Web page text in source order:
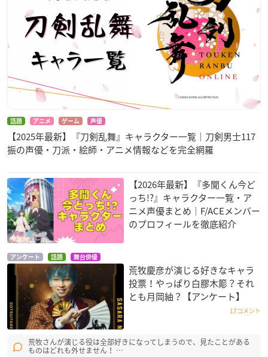
話題 アニメ ゲーム 声優
【2025年最新】『刀剣乱舞』キャラクター一覧｜刀剣男士117
振の声優・刀派・絵師・アニメ情報などを完全網羅
【2026年最新】『多聞くん今ど
っち!?』キャラクター一覧・ア
ニメ声優まとめ｜F/ACEメンバー
のプロフィールを徹底紹介
アンケート 話題 舞台俳優
荒牧慶彦が演じる好きなキャラ
投票！やっぱり白膠木簓？それ
とも月岡紬？【アンケート】
17コメント
荒牧さんが演じる役は全部好きになってしまうので、見たことがある
ものはどれも外せません！ …